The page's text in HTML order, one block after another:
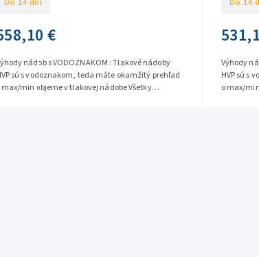
€
nádob s VODOZNAKOM : Tlakové nádoby
sú s vodoznakom, teda máte okamžitý prehľad
max/min objeme v tlakovej nádobe.Všetky
Výhody
HVP sú s
o max/